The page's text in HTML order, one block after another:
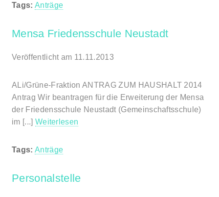
Tags: Anträge
Mensa Friedensschule Neustadt
Veröffentlicht am 11.11.2013
ALi/Grüne-Fraktion ANTRAG ZUM HAUSHALT 2014
Antrag Wir beantragen für die Erweiterung der Mensa
der Friedensschule Neustadt (Gemeinschaftsschule)
im [...] Weiterlesen
Tags: Anträge
Personalstelle